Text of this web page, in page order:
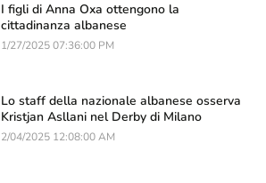
I figli di Anna Oxa ottengono la
cittadinanza albanese
1/27/2025 07:36:00 PM
Lo staff della nazionale albanese osserva
Kristjan Asllani nel Derby di Milano
2/04/2025 12:08:00 AM